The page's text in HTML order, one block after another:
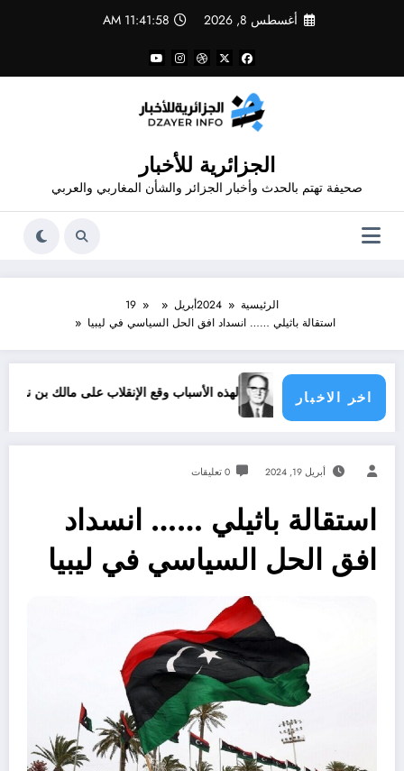
أغسطس 8, 2026 11:41:58 AM
الجزائرية للأخبار
صحيفة تهتم بالحدث وأخبار الجزائر والشأن المغاربي والعربي
الرئيسية 2024أبريل
19
استقالة باثيلي …… انسداد افق الحل السياسي في ليبيا
اخر الاخبار لهذه الأسباب وقع الإنقلاب على مالك بن نبي
أبريل 19, 2024 0 تعليقات
استقالة باثيلي …… انسداد
افق الحل السياسي في ليبيا